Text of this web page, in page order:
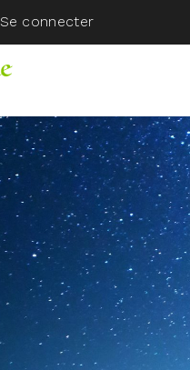
Se connecter